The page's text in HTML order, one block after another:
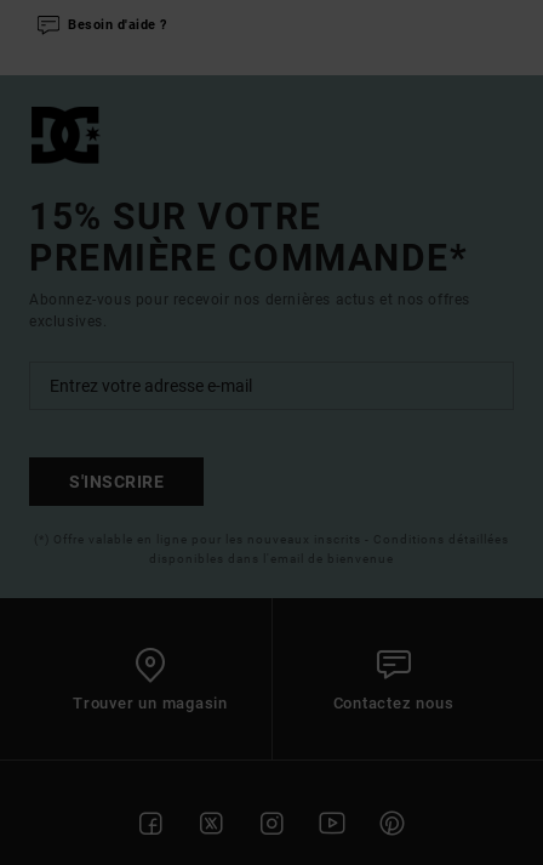
Besoin d'aide ?
15% SUR VOTRE
PREMIÈRE COMMANDE*
Abonnez-vous pour recevoir nos dernières actus et nos offres
exclusives.
S'INSCRIRE
(*) Offre valable en ligne pour les nouveaux inscrits - Conditions détaillées
disponibles dans l'email de bienvenue
Trouver un magasin Contactez nous